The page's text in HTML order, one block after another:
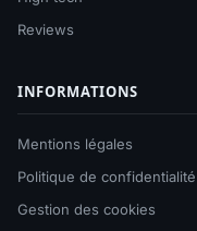
Reviews
INFORMATIONS
Mentions légales
Politique de confidentialité
Gestion des cookies